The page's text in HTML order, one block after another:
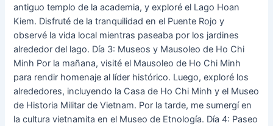
antiguo templo de la academia, y exploré el Lago Hoan
Kiem. Disfruté de la tranquilidad en el Puente Rojo y
observé la vida local mientras paseaba por los jardines
alrededor del lago. Día 3: Museos y Mausoleo de Ho Chi
Minh Por la mañana, visité el Mausoleo de Ho Chi Minh
para rendir homenaje al líder histórico. Luego, exploré los
alrededores, incluyendo la Casa de Ho Chi Minh y el Museo
de Historia Militar de Vietnam. Por la tarde, me sumergí en
la cultura vietnamita en el Museo de Etnología. Día 4: Paseo